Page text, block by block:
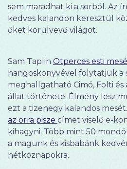
sem maradhat ki a sorból. Az
kedves kalandon keresztül
őket körülvevő világot.
Sam Taplin Ötperces esti
hangoskönyvével folytatjuk a
meghallgatható Cimó, Folti és
állat története. Élmény lesz
ezt a tizenegy kalandos
az orra pisze címet viselő e-
kihagyni. Több mint 50
a magunk és kisbabánk
hétköznapokra.